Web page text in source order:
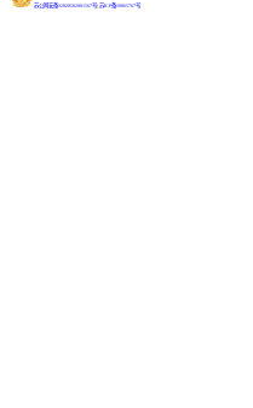
苏公网安备32020502001567号 苏ICP备18065767号